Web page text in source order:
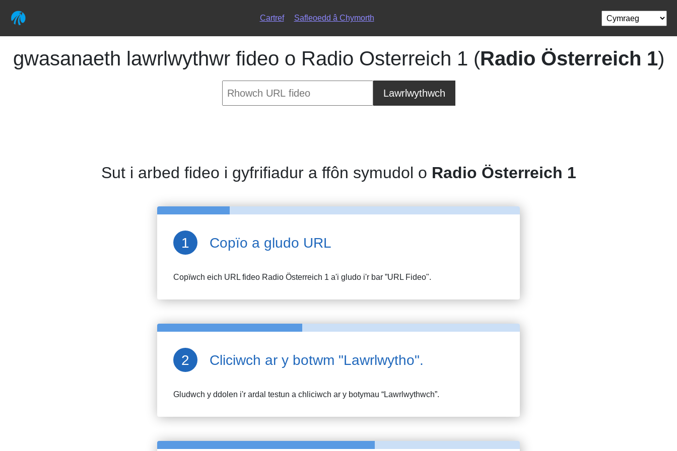
Cartref Safleoedd â Chymorth
gwasanaeth lawrlwythwr fideo o Radio Osterreich 1 (Radio Österreich 1)
Lawrlwythwch
Sut i arbed fideo i gyfrifiadur a ffôn symudol o Radio Österreich 1
Copïo a gludo URL
Copïwch eich URL fideo Radio Österreich 1 a'i gludo i'r bar ”URL Fideo".
Cliciwch ar y botwm "Lawrlwytho".
Gludwch y ddolen i'r ardal testun a chliciwch ar y botymau “Lawrlwythwch”.